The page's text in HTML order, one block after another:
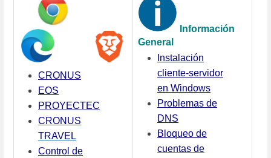
CRONUS
EOS
PROYECTEC
CRONUS
TRAVEL
Control de
Información
General
Instalación
cliente-servidor
en Windows
Problemas de
DNS
Bloqueo de
cuentas de